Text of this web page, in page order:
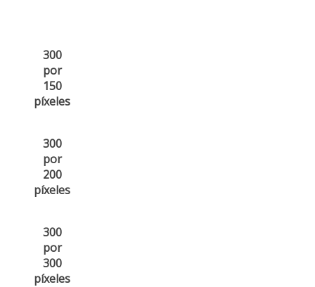
300
por
150
píxeles
300
por
200
píxeles
300
por
300
píxeles